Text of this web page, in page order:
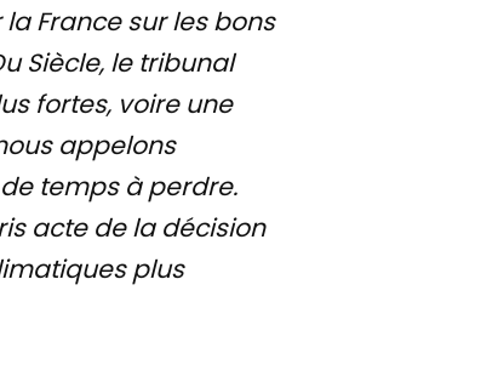
France sur les bons
Siècle, le tribunal
fortes, voire une
appelons
temps à perdre.
acte de la décision
plus